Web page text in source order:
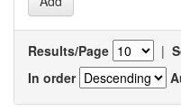
Results/Page |
In order